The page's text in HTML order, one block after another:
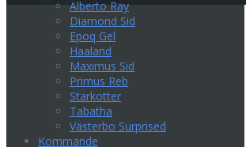
Alberto Ray
Diamond Sid
Epoq Gel
Haaland
Maximus Sid
Primus Reb
Starkotter
Tabatha
Västerbo Surprised
Kommande